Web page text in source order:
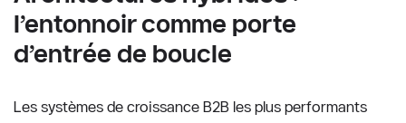
l’entonnoir comme porte
d’entrée de boucle
Les systèmes de croissance B2B les plus performants